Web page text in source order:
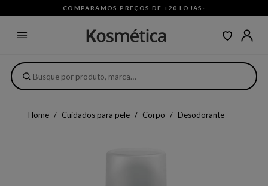
COMPARAMOS PREÇOS DE +20 LOJAS ·
Home Cuidados para pele Corpo Desodorante